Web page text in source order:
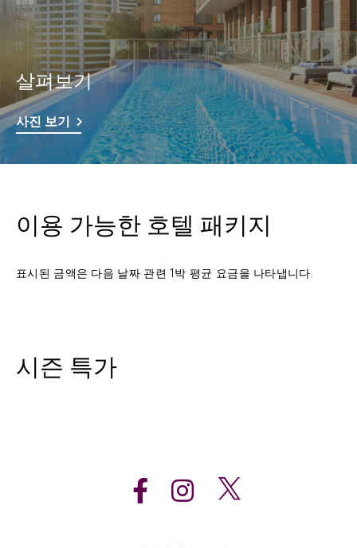
살펴보기
사진 보기
이용 가능한 호텔 패키지
표시된 금액은 다음 날짜 관련 1박 평균 요금을 나타냅니다.
시즌 특가